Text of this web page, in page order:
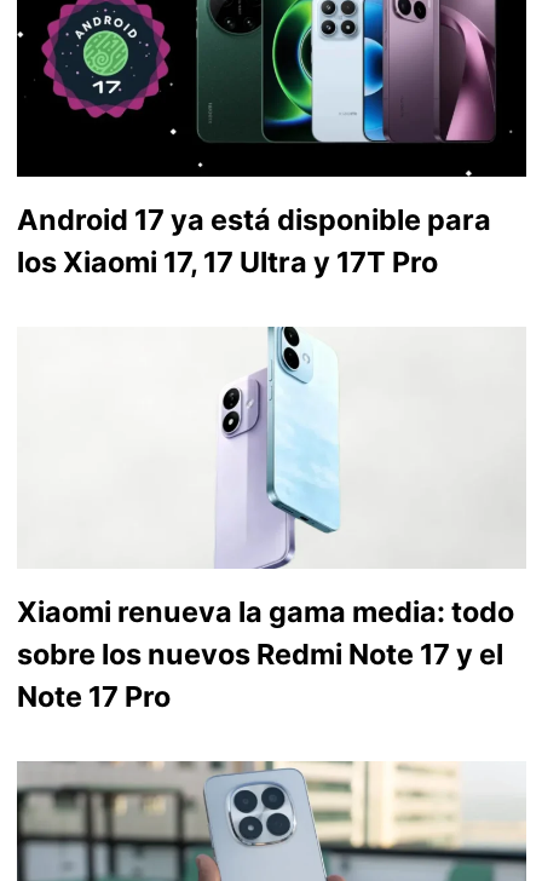
Android 17 ya está disponible para
los Xiaomi 17, 17 Ultra y 17T Pro
Xiaomi renueva la gama media: todo
sobre los nuevos Redmi Note 17 y el
Note 17 Pro